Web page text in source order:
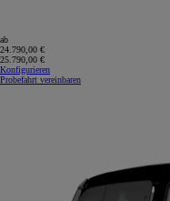
ab
24.790,00 €
25.790,00 €
Konfigurieren
Probefahrt vereinbaren